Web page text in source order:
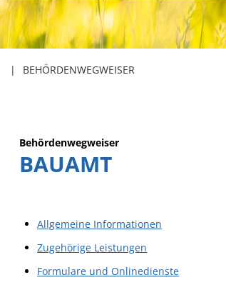
BEHÖRDENWEGWEISER
Behördenwegweiser
BAUAMT
Allgemeine Informationen
Zugehörige Leistungen
Formulare und Onlinedienste